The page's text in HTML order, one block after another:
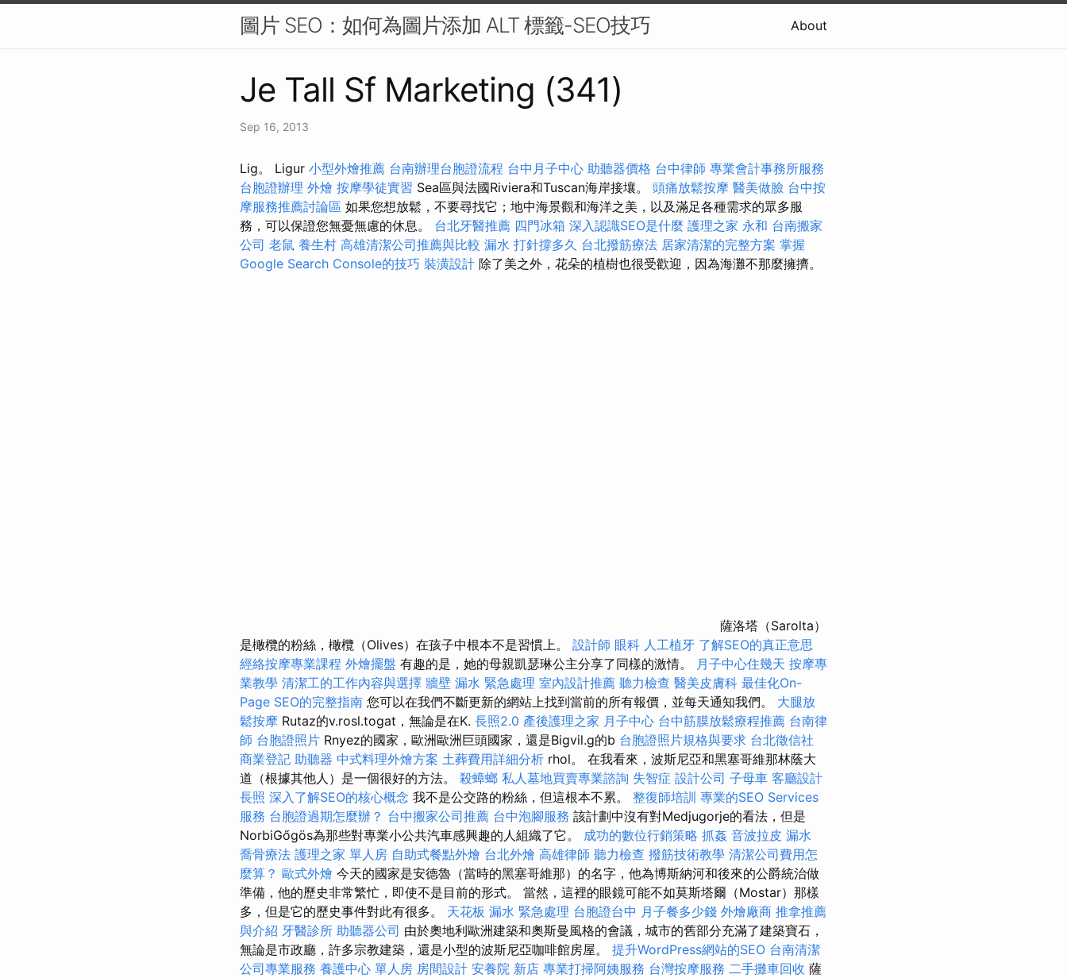
圖片 SEO：如何為圖片添加 ALT 標籤-SEO技巧 About
Je Tall Sf Marketing (341)
Sep 16, 2013
Lig。 Ligur 小型外燴推薦 台南辦理台胞證流程 台中月子中心 助聽器價格 台中律師 專業會計事務所服務
台胞證辦理 外燴 按摩學徒實習 Sea區與法國Riviera和Tuscan海岸接壤。 頭痛放鬆按摩 醫美做臉 台中按
摩服務推薦討論區 如果您想放鬆，不要尋找它；地中海景觀和海洋之美，以及滿足各種需求的眾多服
務，可以保證您無憂無慮的休息。 台北牙醫推薦 四門冰箱 深入認識SEO是什麼 護理之家 永和 台南搬家
公司 老鼠 養生村 高雄清潔公司推薦與比較 漏水 打針撐多久 台北撥筋療法 居家清潔的完整方案 掌握
Google Search Console的技巧 裝潢設計 除了美之外，花朵的植樹也很受歡迎，因為海灘不那麼擁擠。
薩洛塔（Sarolta）
是橄欖的粉絲，橄欖（Olives）在孩子中根本不是習慣上。 設計師 眼科 人工植牙 了解SEO的真正意思
經絡按摩專業課程 外燴擺盤 有趣的是，她的母親凱瑟琳公主分享了同樣的激情。 月子中心住幾天 按摩專
業教學 清潔工的工作內容與選擇 牆壁 漏水 緊急處理 室內設計推薦 聽力檢查 醫美皮膚科 最佳化On-
Page SEO的完整指南 您可以在我們不斷更新的網站上找到當前的所有報價，並每天通知我們。 大腿放
鬆按摩 Rutaz的v.rosl.togat，無論是在K. 長照2.0 產後護理之家 月子中心 台中筋膜放鬆療程推薦 台南律
師 台胞證照片 Rnyez的國家，歐洲歐洲巨頭國家，還是Bigvil.g的b 台胞證照片規格與要求 台北徵信社
商業登記 助聽器 中式料理外燴方案 土葬費用詳細分析 rhol。 在我看來，波斯尼亞和黑塞哥維那林蔭大
道（根據其他人）是一個很好的方法。 殺蟑螂 私人墓地買賣專業諮詢 失智症 設計公司 子母車 客廳設計
長照 深入了解SEO的核心概念 我不是公交路的粉絲，但這根本不累。 整復師培訓 專業的SEO Services
服務 台胞證過期怎麼辦？ 台中搬家公司推薦 台中泡腳服務 該計劃中沒有對Medjugorje的看法，但是
NorbiGőgös為那些對專業小公共汽車感興趣的人組織了它。 成功的數位行銷策略 抓姦 音波拉皮 漏水
喬骨療法 護理之家 單人房 自助式餐點外燴 台北外燴 高雄律師 聽力檢查 撥筋技術教學 清潔公司費用怎
麼算？ 歐式外燴 今天的國家是安德魯（當時的黑塞哥維那）的名字，他為博斯納河和後來的公爵統治做
準備，他的歷史非常繁忙，即使不是目前的形式。 當然，這裡的眼鏡可能不如莫斯塔爾（Mostar）那樣
多，但是它的歷史事件對此有很多。 天花板 漏水 緊急處理 台胞證台中 月子餐多少錢 外燴廠商 推拿推薦
與介紹 牙醫診所 助聽器公司 由於奧地利歐洲建築和奧斯曼風格的會議，城市的舊部分充滿了建築寶石，
無論是市政廳，許多宗教建築，還是小型的波斯尼亞咖啡館房屋。 提升WordPress網站的SEO 台南清潔
公司專業服務 養護中心 單人房 房間設計 安養院 新店 專業打掃阿姨服務 台灣按摩服務 二手攤車回收 薩